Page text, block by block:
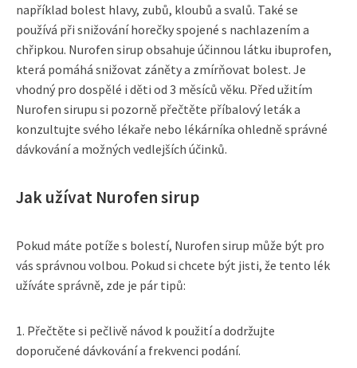
například bolest hlavy, zubů, kloubů a svalů. Také se
používá při snižování horečky spojené s nachlazením a
chřipkou. Nurofen sirup obsahuje účinnou látku ibuprofen,
která pomáhá snižovat záněty a zmírňovat bolest. Je
vhodný pro dospělé i děti od 3 měsíců věku. Před užitím
Nurofen sirupu si pozorně přečtěte příbalový leták a
konzultujte svého lékaře nebo lékárníka ohledně správné
dávkování a možných vedlejších účinků.
Jak užívat Nurofen sirup
Pokud máte potíže s bolestí, Nurofen sirup může být pro
vás správnou volbou. Pokud si chcete být jisti, že tento lék
užíváte správně, zde je pár tipů:
1. Přečtěte si pečlivě návod k použití a dodržujte
doporučené dávkování a frekvenci podání.